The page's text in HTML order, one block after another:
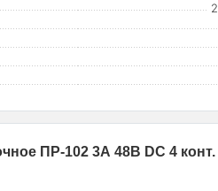
ПР-102 3А 48В DC 4